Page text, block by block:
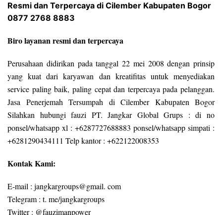
Resmi dan Terpercaya di Cilember Kabupaten Bogor
0877 2768 8883
Biro layanan resmi dan terpercaya
Perusahaan didirikan pada tanggal 22 mei 2008 dengan prinsip
yang kuat dari karyawan dan kreatifitas untuk menyediakan
service paling baik, paling cepat dan terpercaya pada pelanggan.
Jasa Penerjemah Tersumpah di Cilember Kabupaten Bogor
Silahkan hubungi fauzi PT. Jangkar Global Grups : di no
ponsel/whatsapp xl : +6287727688883 ponsel/whatsapp simpati :
+6281290434111 Telp kantor : +622122008353
Kontak Kami:
E-mail : jangkargroups@gmail. com
Telegram : t. me/jangkargroups
Twitter : @fauzimanpower